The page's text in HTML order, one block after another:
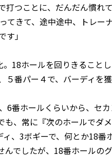
打つことに、だんだん慣れ
てきて、途中途中、トレー
」
18ホールを回りきること
番パー４で、バーディを獲
6番ホールくらいから、セ
も、常に『次のホールでダ
、3ボギーで、何とか18番
でしたが、18番ホールの